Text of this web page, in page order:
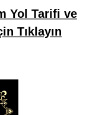
Yol Tarifi ve
Tıklayın